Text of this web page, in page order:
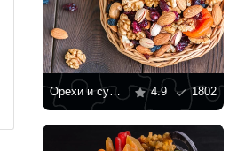
Орехи и сухофрукты в деревянной тарелке 4.9 1802